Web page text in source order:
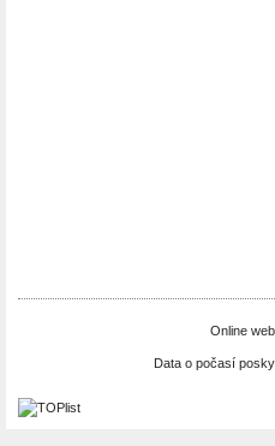
Online
Data o počasí